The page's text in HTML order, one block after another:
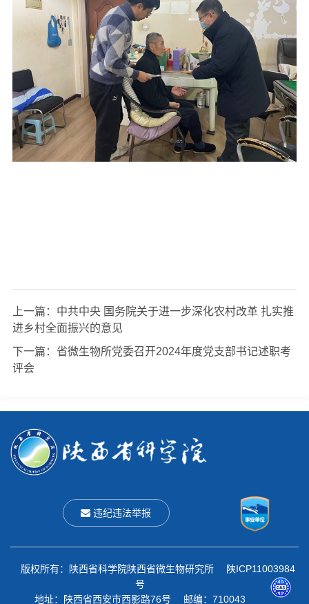
上一篇： 中共中央 国务院关于进一步深化农村改革 扎实推
进乡村全面振兴的意见
下一篇： 省微生物所党委召开2024年度党支部书记述职考
评会
违纪违法举报
版权所有：陕西省科学院陕西省微生物研究所 陕ICP11003984
号
地址：陕西省西安市西影路76号 邮编：710043